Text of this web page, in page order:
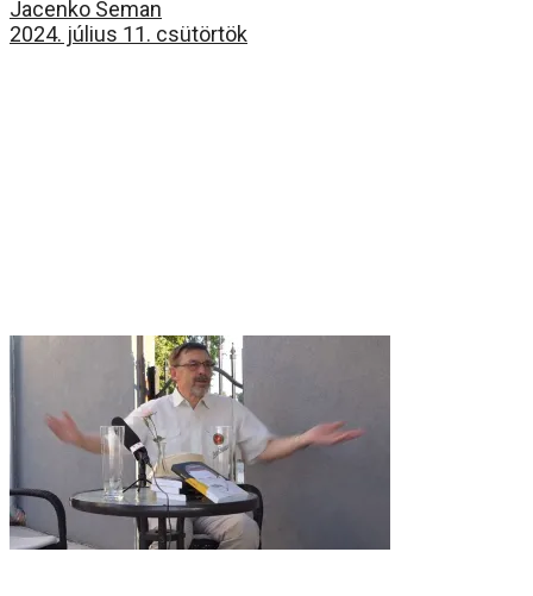
Jacenko Seman
2024. július 11. csütörtök